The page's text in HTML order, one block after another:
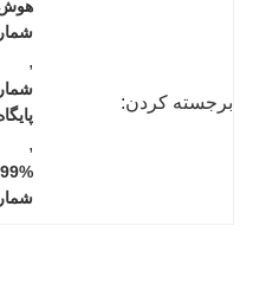
برجسته کردن:
,
,